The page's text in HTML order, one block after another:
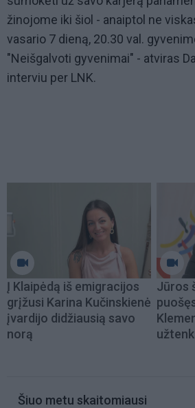
žinojome iki šiol - anaiptol ne
vasario 7 dieną, 20.30 val.
"Neišgalvoti gyvenimai" - atviras
interviu per LNK.
Į Klaipėdą iš emigracijos
grįžusi Karina Kučinskienė
įvardijo didžiausią savo
norą
Jūros
Šiuo metu skaitomiausi